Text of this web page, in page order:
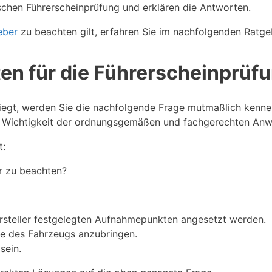
Führerscheinprüfung und erklären die Antworten.
zu beachten gilt, erfahren Sie im nachfolgenden
für die
werden Sie die nachfolgende Frage mutmaßlich
der ordnungsgemäßen und fachgerechten
zu beachten?
festgelegten Aufnahmepunkten angesetzt werden.
des Fahrzeugs anzubringen.